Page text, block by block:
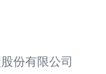
份有限公司